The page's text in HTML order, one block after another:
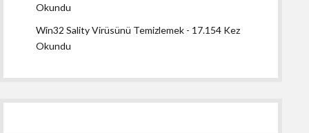
Okundu
Win32 Sality Virüsünü Temizlemek - 17.154 Kez
Okundu